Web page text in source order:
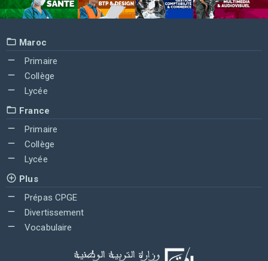
Maroc
Primaire
Collège
Lycée
France
Primaire
Collège
Lycée
Plus
Prépas CPGE
Divertissement
Vocabulaire